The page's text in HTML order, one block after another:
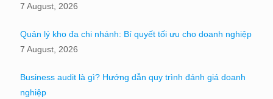
7 August, 2026
Quản lý kho đa chi nhánh: Bí quyết tối ưu cho doanh nghiệp
7 August, 2026
Business audit là gì? Hướng dẫn quy trình đánh giá doanh
nghiệp